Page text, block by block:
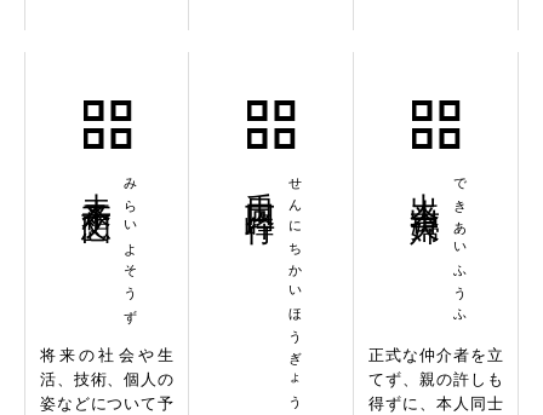
みらいよそうず
将来の社会や生
活、技術、個人の
姿などについて予
せんにちかいほうぎょう できあいふうふ
正式な仲介者を立
てず、親の許しも
得ずに、本人同士